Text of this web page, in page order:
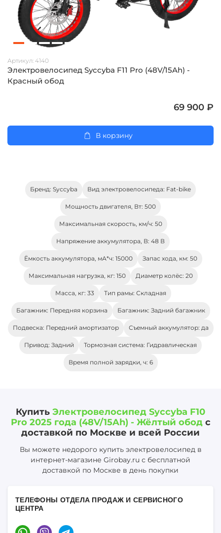
Артикул: 4140
Электровелосипед Syccyba F11 Pro (48V/15Ah) -
Красный обод
69 900 ₽
В корзину
Бренд: Syccyba Вид электровелосипеда: Fat-bike
Мощность двигателя, Вт: 500
Максимальная скорость, км/ч: 50
Напряжение аккумулятора, В: 48 В
Ёмкость аккумулятора, мА*ч: 15000 Запас хода, км: 50
Максимальная нагрузка, кг: 150 Диаметр колёс: 20
Масса, кг: 33 Тип рамы: Складная
Багажник: Передняя корзина Багажник: Задний багажник
Подвеска: Передний амортизатор Съемный аккумулятор: да
Привод: Задний Тормозная система: Гидравлическая
Время полной зарядки, ч: 6
Купить Электровелосипед Syccyba F10
Pro 2025 года (48V/15Ah) - Жёлтый ободс
доставкой по Москве и всей России
Вы можете недорого купить электровелосипед в
интернет-магазине Girobay.ru с бесплатной
доставкой по Москве в день покупки
ТЕЛЕФОНЫ ОТДЕЛА ПРОДАЖ И СЕРВИСНОГО
ЦЕНТРА